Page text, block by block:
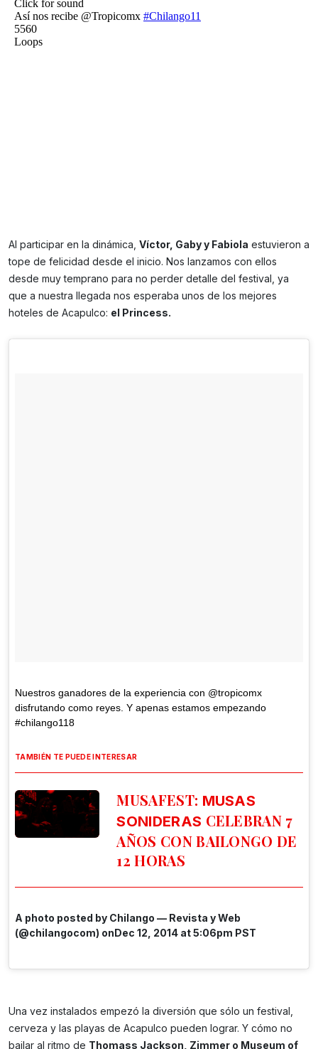
Al participar en la dinámica, Víctor, Gaby y Fabiola estuvieron a
tope de felicidad desde el inicio. Nos lanzamos con ellos
desde muy temprano para no perder detalle del festival, ya
que a nuestra llegada nos esperaba unos de los mejores
hoteles de Acapulco: el Princess.
Nuestros ganadores de la experiencia con @tropicomx
disfrutando como reyes. Y apenas estamos empezando
#chilango118
TAMBIÉN TE PUEDE INTERESAR
MUSAFEST: MUSAS
SONIDERAS CELEBRAN 7
AÑOS CON BAILONGO DE
12 HORAS
A photo posted by Chilango — Revista y Web
(@chilangocom) onDec 12, 2014 at 5:06pm PST
Una vez instalados empezó la diversión que sólo un festival,
cerveza y las playas de Acapulco pueden lograr. Y cómo no
bailar al ritmo de Thomass Jackson, Zimmer o Museum of